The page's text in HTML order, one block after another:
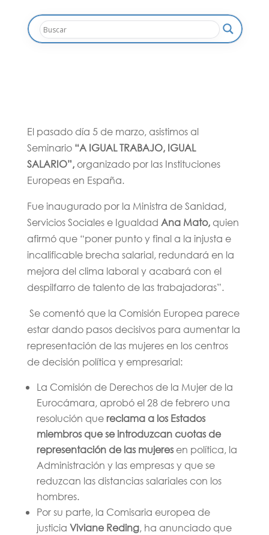
El pasado día 5 de marzo, asistimos al
Seminario “A IGUAL TRABAJO, IGUAL
SALARIO”,organizado por las Instituciones
Europeas en España.
Fue inaugurado por la Ministra de Sanidad,
Servicios Sociales e Igualdad Ana Mato, quien
afirmó que “poner punto y final a la injusta e
incalificable brecha salarial, redundará en la
mejora del clima laboral y acabará con el
despilfarro de talento de las trabajadoras”.
Se comentó que la Comisión Europea parece
estar dando pasos decisivos para aumentar la
representación de las mujeres en los centros
de decisión política y empresarial:
La Comisión de Derechos de la Mujer de la
Eurocámara, aprobó el 28 de febrero una
resolución quereclama a los Estados
miembros que se introduzcan cuotas de
representación de las mujeresen política, la
Administración y las empresas y que se
reduzcan las distancias salariales con los
hombres.
Por su parte, la Comisaria europea de
justicia Viviane Reding, ha anunciado que